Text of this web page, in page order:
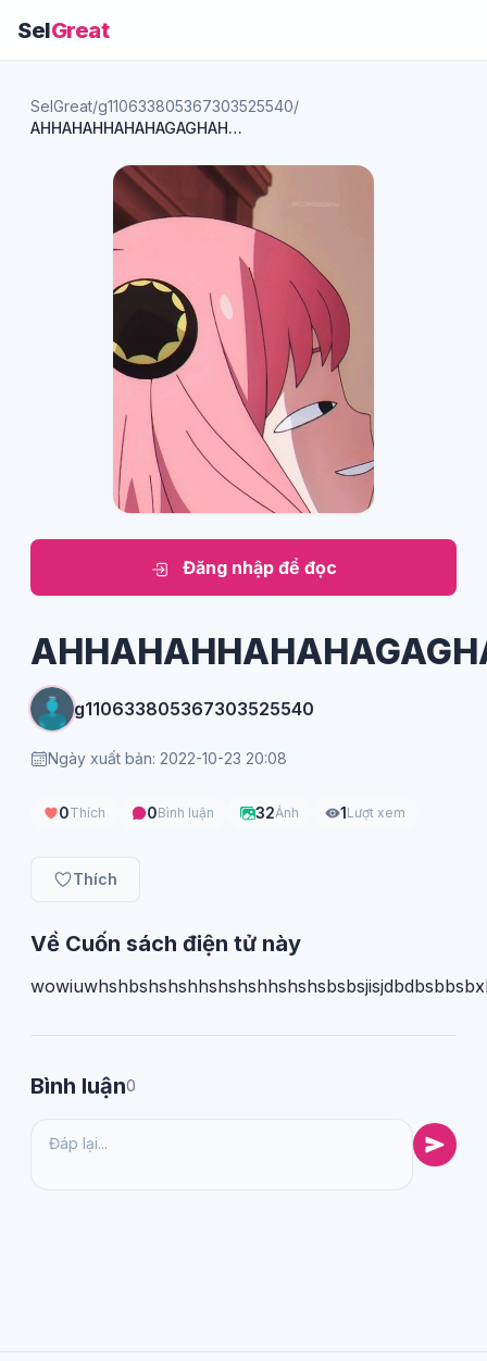
SelGreat
SelGreat/g110633805367303525540/
AHHAHAHHAHAHAGAGHAHAahha
Đăng nhập để đọc
g110633805367303525540
Ngày xuất bản: 2022-10-23 20:08
0Thích 0Bình luận 32Ảnh 1Lượt xem
Thích
Về Cuốn sách điện tử này
Bình luận0